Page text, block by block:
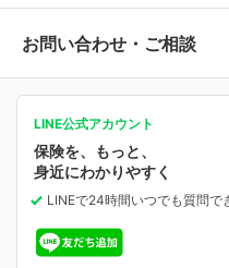
人生のステージに必要な保
保険ジャンバラヤ
あなたの人生と保険選び
選ばれる理由・評判
ライフネット生命の
ライフネット生命が選ば
病気や手術に備える
がん保険
がんに備える
女性保険
就業不能保険
就業不能状態に備える
ご契約内容の確認
お客さま情報の確認・変
保険料の支払い方法の変
中断したお申し込みの
お申し込み後の状況確認
減額・解約・追加契約
ライフネット生命について
会社情報
業績・財務情報
保険金等の支払状況
お問い合わせ・ご相談
保険相談サービス
よくあるご質問
LINE公式アカウント
保険を、もっと、
身近にわかりやすく
LINEで24時間いつでも質問で